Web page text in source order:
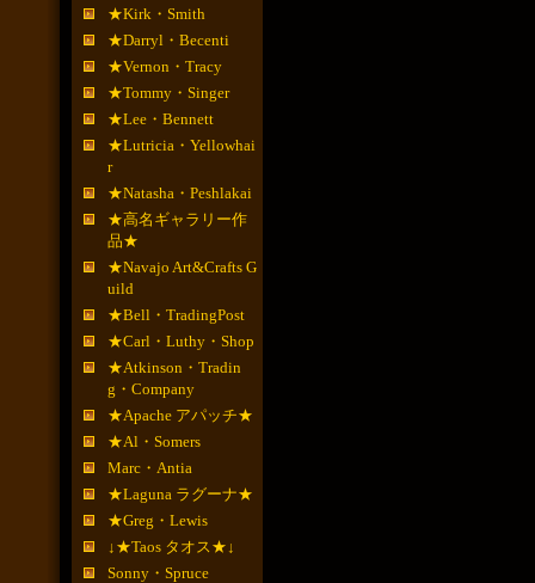
★Kirk・Smith
★Darryl・Becenti
★Vernon・Tracy
★Tommy・Singer
★Lee・Bennett
★Lutricia・Yellowhai
r
★Natasha・Peshlakai
★高名ギャラリー作
品★
★Navajo Art&Crafts G
uild
★Bell・TradingPost
★Carl・Luthy・Shop
★Atkinson・Tradin
g・Company
★Apache アパッチ★
★Al・Somers
Marc・Antia
★Laguna ラグーナ★
★Greg・Lewis
↓★Taos タオス★↓
Sonny・Spruce